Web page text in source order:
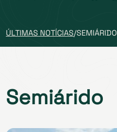
ÚLTIMAS NOTÍCIAS/SEMIÁRIDO
Semiárido